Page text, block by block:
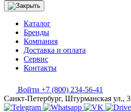
Каталог
Бренды
Компания
Доставка и оплата
Сервис
Контакты
Войти +7 (800) 234-56-41
Санкт-Петербург, Штурманская ул., 3